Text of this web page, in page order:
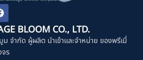
b
BLOOM CO., LTD.
จำกัด ผู้ผลิต นำเข้าและจำหน่าย ของพรีเมี่
ร